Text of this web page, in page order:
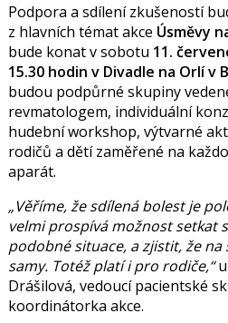
Podpora a sdílení zkušeností
z hlavních témat akce Úsměvy
bude konat v sobotu 11.
15.30 hodin v Divadle na Orlí v
budou podpůrné skupiny
revmatologem, individuální
hudební workshop, výtvarné
rodičů a dětí zaměřené na
aparát.
„Věříme, že sdílená bolest je
velmi prospívá možnost setkat
podobné situace, a zjistit, že
samy. Totéž platí i pro rodiče,“
Drášilová, vedoucí pacientské
koordinátorka akce.